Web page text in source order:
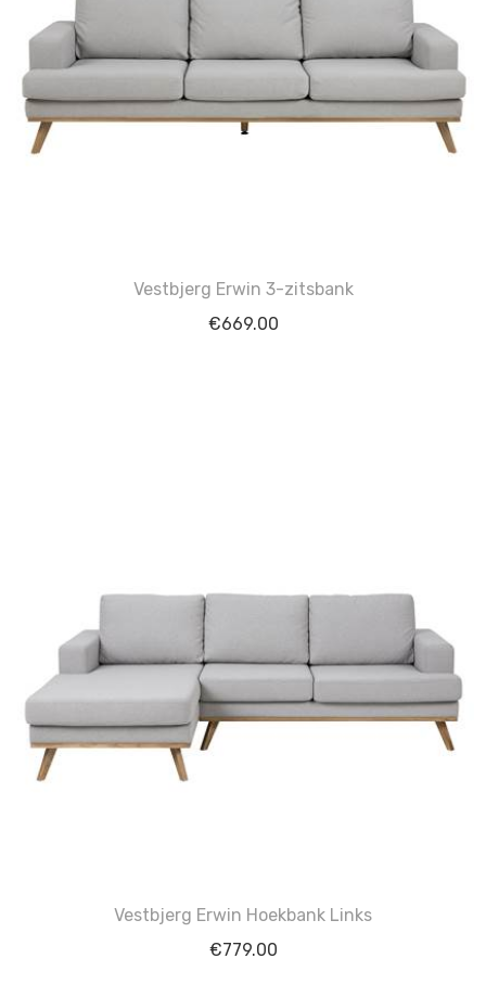
Vestbjerg Erwin 3-zitsbank
€669.00
Vestbjerg Erwin Hoekbank Links
€779.00